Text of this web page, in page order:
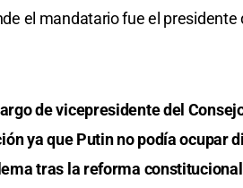
el mandatario fue el presidente
de vicepresidente del
ya que Putin no podía ocupar
tras la reforma